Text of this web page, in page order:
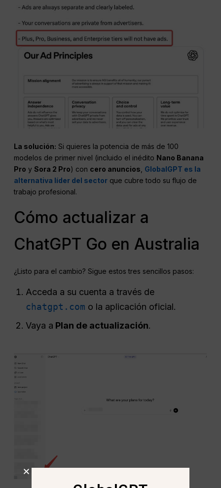
La solución: Si quieres la potencia de más de 100
modelos de primer nivel (incluido el inédito Nano Banana
Pro ySora 2 Pro) con cero anuncios GlobalGPT es la
alternativa líder del sector que cubre todo su flujo de
trabajo profesional.
Cómo actualizar a
ChatGPT Go en Australia
¿Listo para el cambio? Sigue estos tres sencillos pasos:
Acceda a su cuenta a través de
chatgpt.com o la aplicación oficial.
Vaya a Plan de actualización.